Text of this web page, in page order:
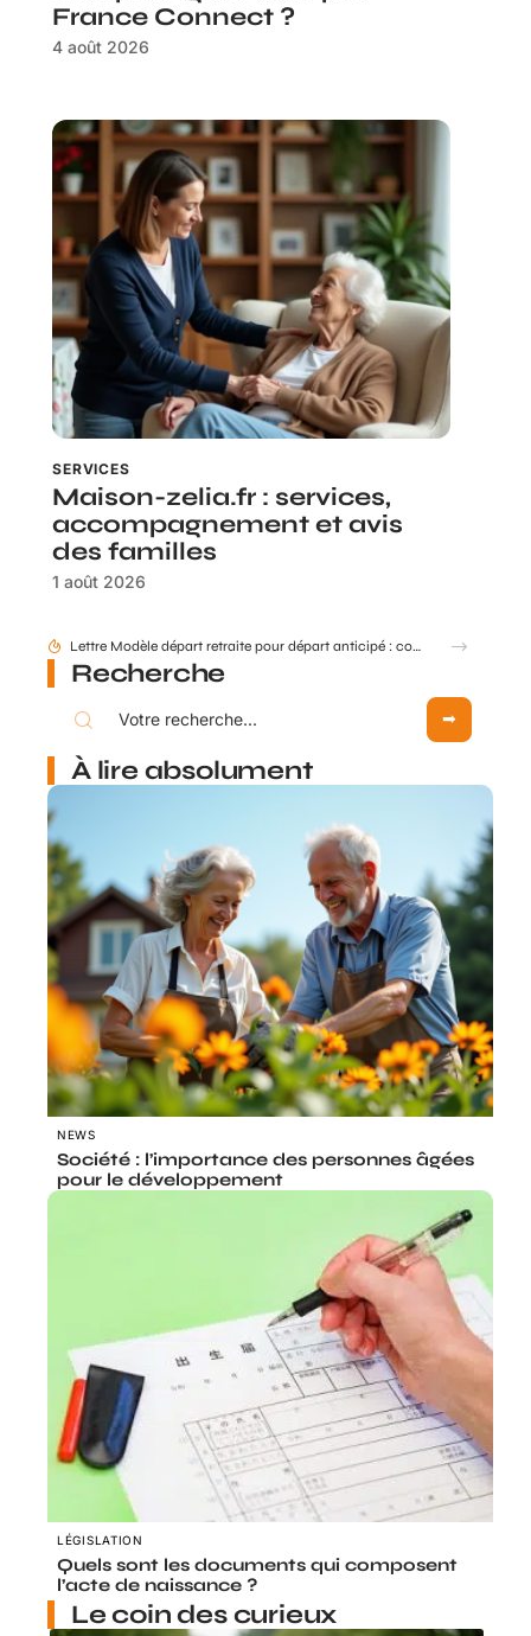
France Connect ?
4 août 2026
SERVICES
Maison-zelia.fr : services,
accompagnement et avis
des familles
1 août 2026
Lettre Modèle départ retraite pour départ anticipé : comment formuler ?
Recherche
À lire absolument
NEWS
Société : l’importance des personnes âgées
pour le développement
LÉGISLATION
Quels sont les documents qui composent
l’acte de naissance ?
Le coin des curieux